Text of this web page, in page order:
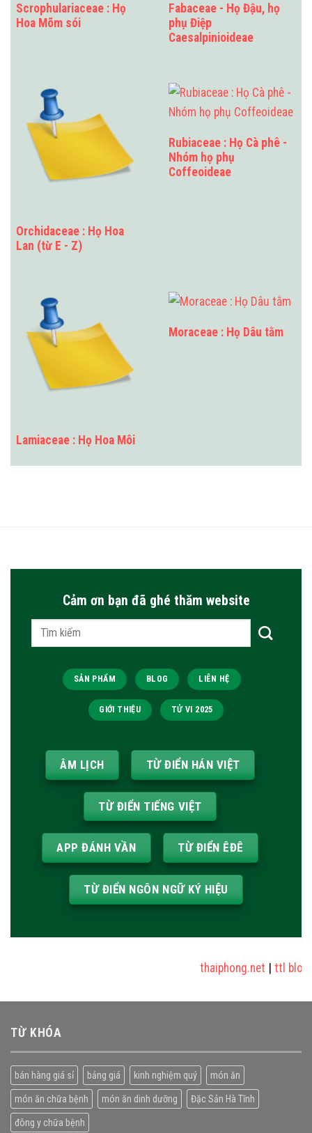
Scrophulariaceae : Họ
Hoa Mõm sói
Fabaceae - Họ Đậu, họ
phụ Điệp
Caesalpinioideae
Orchidaceae : Họ Hoa
Lan (từ E - Z)
Rubiaceae : Họ Cà phê -
Nhóm họ phụ
Coffeoideae
Lamiaceae : Họ Hoa Môi
Moraceae : Họ Dâu tằm
Cảm ơn bạn đã ghé thăm website
Tìm
kiếm:
SẢN PHẨM BLOG LIÊN HỆ
GIỚI THIỆU TỬ VI 2025
ÂM LỊCH TỪ ĐIỂN HÁN VIỆT
TỪ ĐIỂN TIẾNG VIỆT
APP ĐÁNH VẦN TỪ ĐIỂN ÊĐÊ
TỪ ĐIỂN NGÔN NGỮ KÝ HIỆU
thaiphong.net| ttl blog|
TỪ KHÓA
bán hàng giá sỉ bảng giá kinh nghiệm quý món ăn
món ăn chữa bệnh món ăn dinh dưỡng Đặc Sản Hà Tĩnh
đông y chữa bệnh